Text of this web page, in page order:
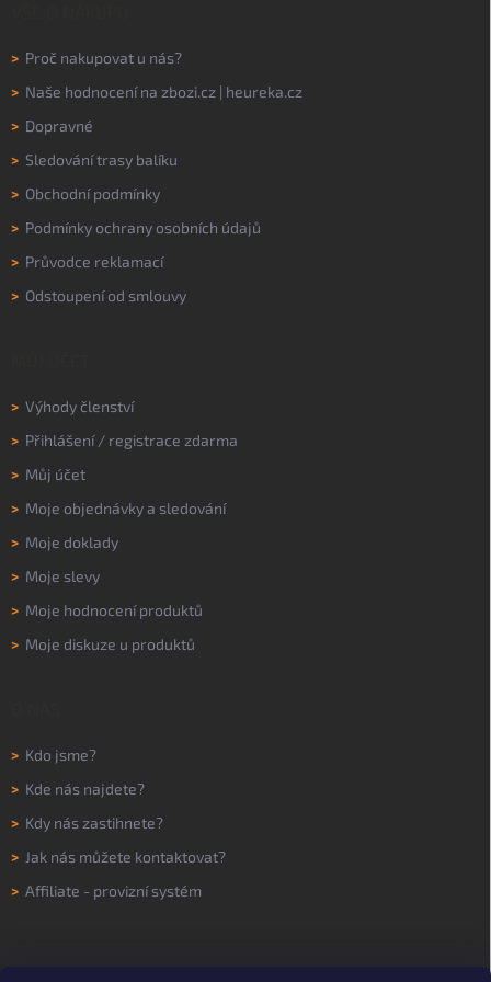
> Proč nakupovat u nás?
> Naše hodnocení na zbozi.cz | heureka.cz
> Dopravné
> Sledování trasy balíku
> Obchodní podmínky
> Podmínky ochrany osobních údajů
> Průvodce reklamací
> Odstoupení od smlouvy
> Výhody členství
> Přihlášení/ registrace zdarma
> Můj účet
> Moje objednávky a sledování
> Moje doklady
> Moje slevy
> Moje hodnocení produktů
> Moje diskuze u produktů
> Kdo jsme?
> Kde nás najdete?
> Kdy nás zastihnete?
> Jak nás můžete kontaktovat?
> Affiliate - provizní systém